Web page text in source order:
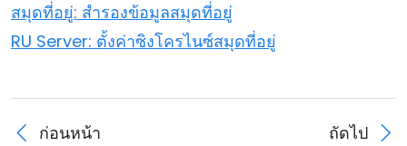
สมุดที่อยู่: สำรองข้อมูลสมุดที่อยู่
RU Server: ตั้งค่าซิงโครไนซ์สมุดที่อยู่
ก่อนหน้า
ถัดไป